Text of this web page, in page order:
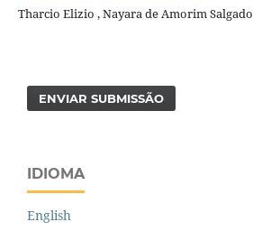
Tharcio Elizio , Nayara de Amorim Salgado
ENVIAR SUBMISSÃO
IDIOMA
English